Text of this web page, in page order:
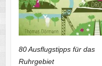
80 Ausflugstipps für das
Ruhrgebiet